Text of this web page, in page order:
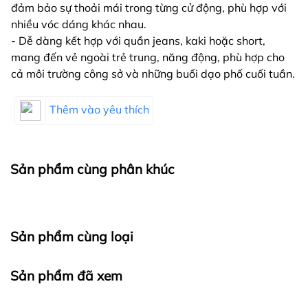
đảm bảo sự thoải mái trong từng cử động, phù hợp với
nhiều vóc dáng khác nhau.
- Dễ dàng kết hợp với quần jeans, kaki hoặc short,
mang đến vẻ ngoài trẻ trung, năng động, phù hợp cho
cả môi trường công sở và những buổi dạo phố cuối tuần.
Thêm vào yêu thích
Sản phẩm cùng phân khúc
Sản phẩm cùng loại
Sản phẩm đã xem